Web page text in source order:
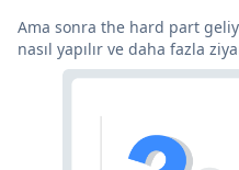
Ama sonra the hard part
nasıl yapılır ve daha fazla